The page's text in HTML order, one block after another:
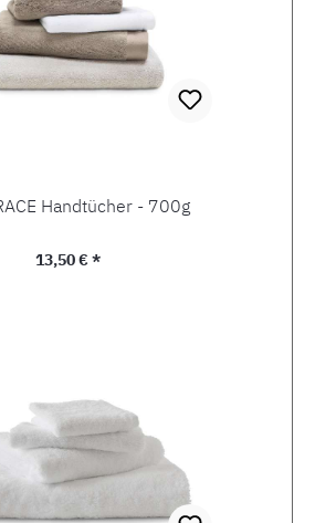
Handtücher - 700g
Regulärer Preis:
13,50 € *